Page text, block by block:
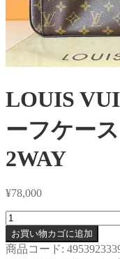
LOUIS
ーフケー
2WAY
¥78,000
LOUIS
VUITTON
ソ
フ
お買い物カゴに追加
商品コード: